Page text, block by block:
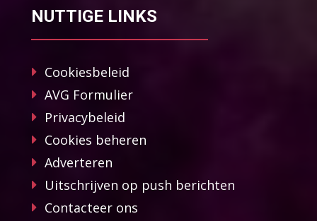
NUTTIGE LINKS
Cookiesbeleid
AVG Formulier
Privacybeleid
Cookies beheren
Adverteren
Uitschrijven op push berichten
Contacteer ons